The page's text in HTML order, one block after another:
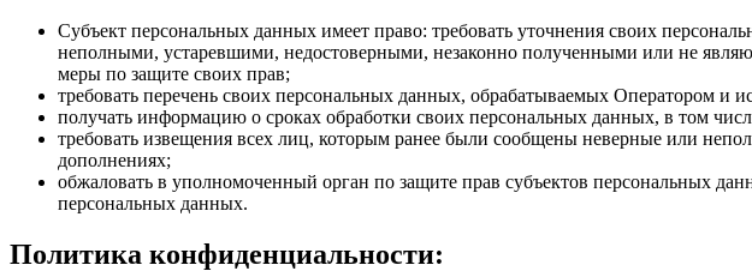
Субъект персональных данных имеет право: требовать уточнения своих
неполными, устаревшими, недостоверными, незаконно полученными или не
меры по защите своих прав;
требовать перечень своих персональных данных, обрабатываемых Оператором и
получать информацию о сроках обработки своих персональных данных, в том
требовать извещения всех лиц, которым ранее были сообщены неверные или
дополнениях;
обжаловать в уполномоченный орган по защите прав субъектов персональных
персональных данных.
Политика конфиденциальности: